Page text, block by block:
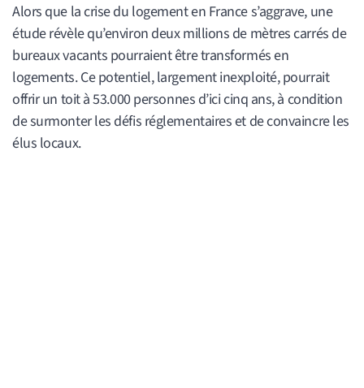
Alors que la crise du logement en France s’aggrave, une
étude révèle qu’environ deux millions de mètres carrés de
bureaux vacants pourraient être transformés en
logements. Ce potentiel, largement inexploité, pourrait
offrir un toit à 53.000 personnes d’ici cinq ans, à condition
de surmonter les défis réglementaires et de convaincre les
élus locaux.